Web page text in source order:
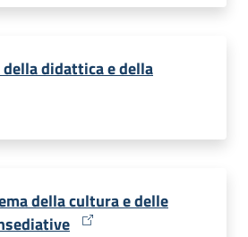
didattica e della
della cultura e delle